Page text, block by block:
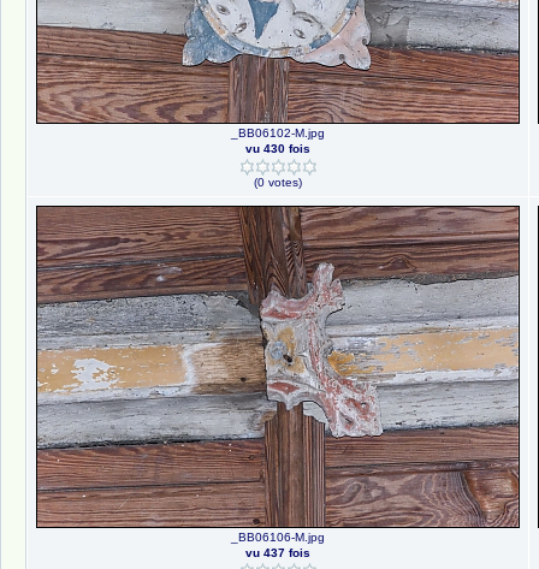
_BB06102-M.jpg
vu 430 fois
(0 votes)
_BB06106-M.jpg
vu 437 fois